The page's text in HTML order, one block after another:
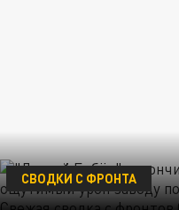
СВОДКИ С ФРОНТА